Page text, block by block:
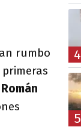
rumbo
Román
4
5